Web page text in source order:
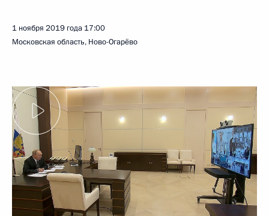
1 ноября 2019 года 17:00
Московская область, Ново-Огарёво